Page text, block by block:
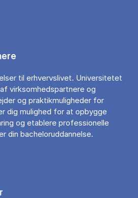
til erhvervslivet. Universitetet
virksomhedspartnere og
og praktikmuligheder for
dig mulighed for at opbygge
og etablere professionelle
din bacheloruddannelse.